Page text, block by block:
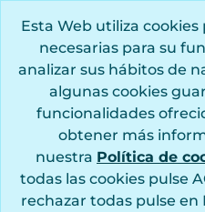
Esta Web utiliza
necesarias para su
analizar sus hábitos de
algunas cookies
funcionalidades
obtener más
nuestra Política de
todas las cookies pulse
rechazar todas pulse en